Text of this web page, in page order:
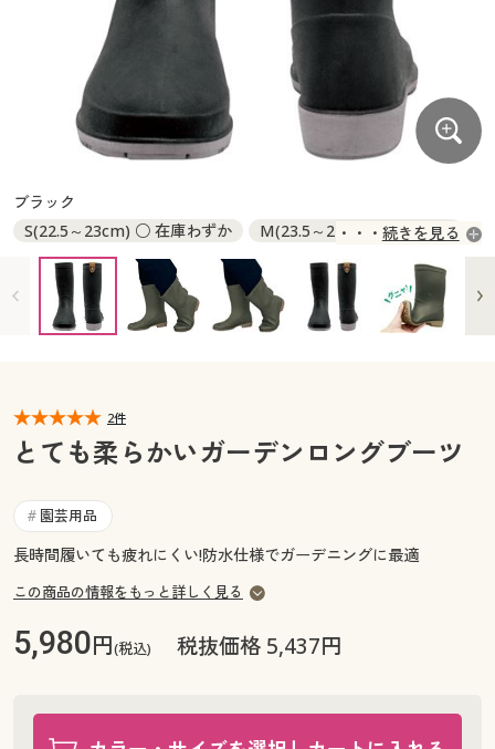
ジュニア・ティーンズ下着
大きいサイズ レディース服
大きいサイズ レディース下着
大きいサイズ メンズ
大きいサイズ 事務・制服
バーゲンセール
シークレットセール
商品カテゴリ一覧
カタログ
カタログ・チラシからのご注文
デジタルカタログ
カタログ無料プレゼント
マイページ
お気に入り
サポート
ご利用ガイド
よくある質問とお問い合わせ
大きいサイズ レディース下着
大きいサイズ メンズ
大きいサイズ 事務・制服
シークレットセール
商品カテゴリ一覧
カタログ
カタログ・チラシからのご注文
カタログ無料プレゼント
会員メニュー
閲覧履歴
サポート
ご利用ガイド
よくある質問とお問い合わせ
ブラック
S(22.5～23cm) ○ 在庫わずか
M(23.5～24cm) × 入荷未定
L(24.5～25cm) × 入荷未定
続きを見る
2件
とても柔らかいガーデンロングブーツ
# 園芸用品
長時間履いても疲れにくい!防水仕様でガーデニングに最適
この商品の情報をもっと詳しく見る
5,980円(税込) 税抜価格 5,437円